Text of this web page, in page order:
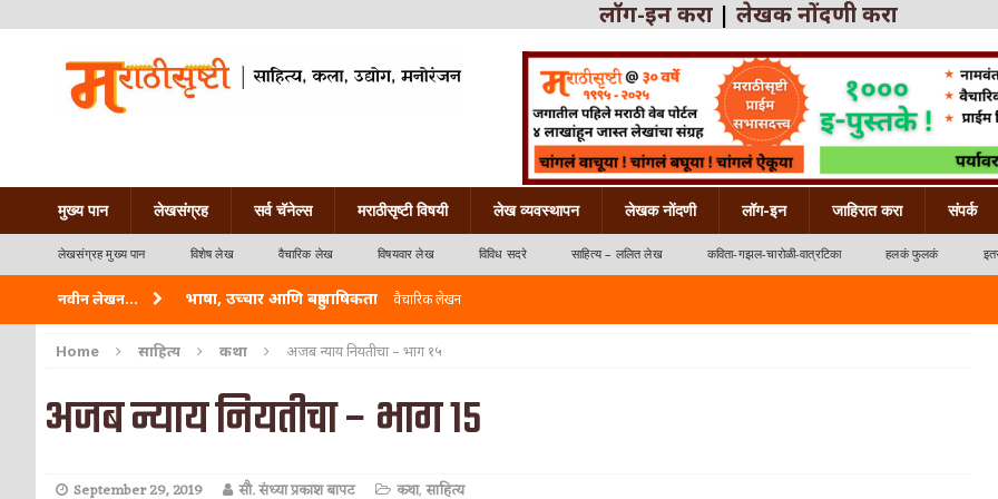
लॉग-इन करा | लेखक नोंदणी करा
मुख्य पान लेखसंग्रह सर्व चॅनेल्स मराठीसृष्टी विषयी लेख व्यवस्थापन लेखक नोंदणी लॉग-इन जाहिरात करा संपर्क
लेखसंग्रह मुख्य पान विशेष लेख वैचारिक लेख विषयवार लेख विविध सदरे साहित्य – ललित लेख कविता-गझल-चारोळी-वात्रटिका हलकं फुलकं
नवीन लेखन... भाषा, उच्चार आणि बहुभाषिकता वैचारिक लेखन
वारी विठ्ठलाची कविता-गझल-चारोळी-वात्रटिका
ताम्र – एक अफलातून धातू (COPPER)
जेव्हा मी आडनांव बदलले
अशी एक कविता लिहू इच्छिते कविता-गझल-चारोळी-वात्रटिका
Home साहित्य कथा अजब न्याय नियतीचा – भाग १५
अजब न्याय नियतीचा – भाग १५
September 29, 2019 सौ. संध्या प्रकाश बापट कथा,साहित्य